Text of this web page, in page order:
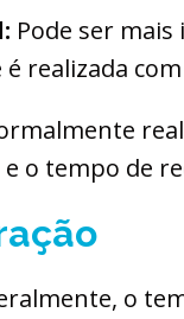
Pode ser
realizada
e o tempo de
o